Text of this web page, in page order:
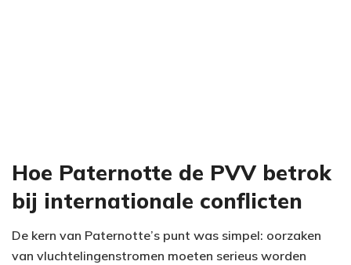
Hoe Paternotte de PVV betrok
bij internationale conflicten
De kern van Paternotte’s punt was simpel: oorzaken
van vluchtelingenstromen moeten serieus worden